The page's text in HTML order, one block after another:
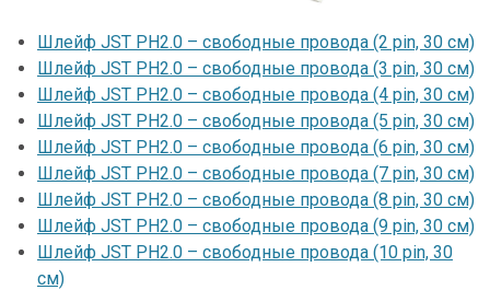
Шлейф JST PH2.0 – свободные провода (2 pin, 30 см)
Шлейф JST PH2.0 – свободные провода (3 pin, 30 см)
Шлейф JST PH2.0 – свободные провода (4 pin, 30 см)
Шлейф JST PH2.0 – свободные провода (5 pin, 30 см)
Шлейф JST PH2.0 – свободные провода (6 pin, 30 см)
Шлейф JST PH2.0 – свободные провода (7 pin, 30 см)
Шлейф JST PH2.0 – свободные провода (8 pin, 30 см)
Шлейф JST PH2.0 – свободные провода (9 pin, 30 см)
Шлейф JST PH2.0 – свободные провода (10 pin, 30
см)